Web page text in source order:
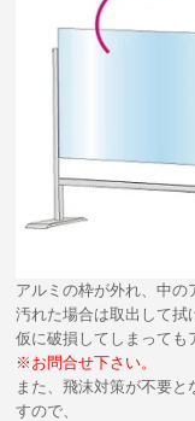
アルミの枠が外れ、中の
汚れた場合は取出して拭
仮に破損してしまっても
※お問合せ下さい。
また、飛沫対策が不要
すので、